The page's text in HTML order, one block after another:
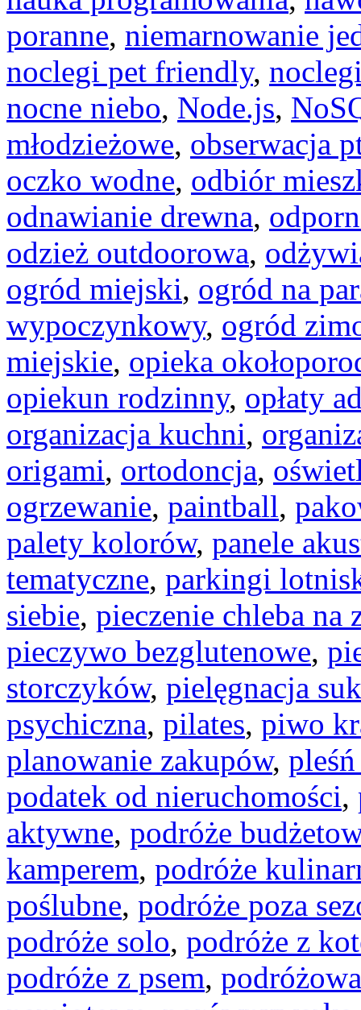
poranne, niemarnowanie
noclegi pet friendly,
nocne niebo, Node.js,
młodzieżowe, obserwacja
oczko wodne, odbiór
odnawianie drewna,
odzież outdoorowa,
ogród miejski, ogród na
wypoczynkowy, ogród
miejskie, opieka
opiekun rodzinny, opłaty
organizacja kuchni,
origami, ortodoncja,
ogrzewanie, paintball,
palety kolorów, panele
tematyczne, parkingi
siebie, pieczenie chleba na
pieczywo bezglutenowe,
storczyków, pielęgnacja
psychiczna, pilates, piwo
planowanie zakupów,
podatek od nieruchomości,
aktywne, podróże
kamperem, podróże
poślubne, podróże poza
podróże solo, podróże z
podróże z psem,